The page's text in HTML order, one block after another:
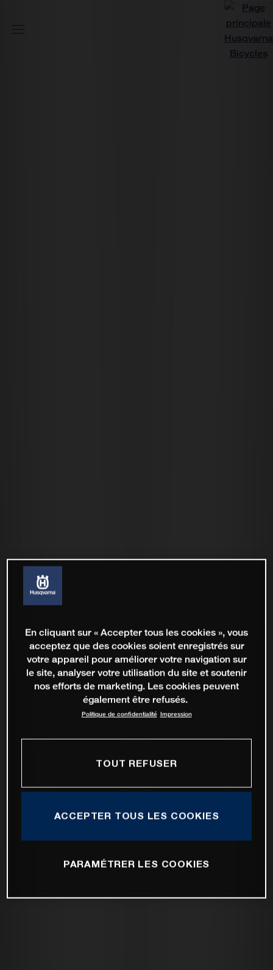
En cliquant sur « Accepter tous les cookies », vous
acceptez que des cookies soient enregistrés sur
votre appareil pour améliorer votre navigation sur
le site, analyser votre utilisation du site et soutenir
nos efforts de marketing. Les cookies peuvent
également être refusés.
Politique de confidentialité Impression
TOUT REFUSER
ACCEPTER TOUS LES COOKIES
PARAMÉTRER LES COOKIES